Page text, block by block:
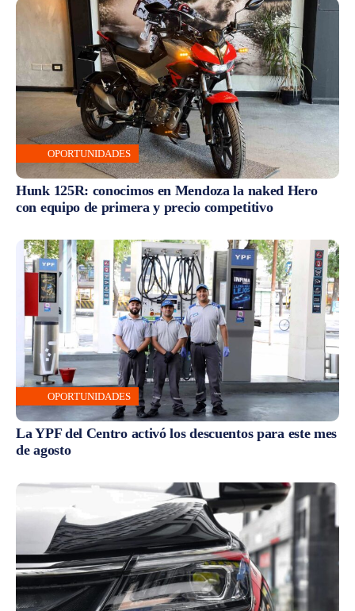
OPORTUNIDADES
Hunk 125R: conocimos en Mendoza la naked Hero
con equipo de primera y precio competitivo
OPORTUNIDADES
La YPF del Centro activó los descuentos para este mes
de agosto